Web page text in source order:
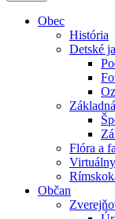
Obec
História
Detské
Flóra a
Občan